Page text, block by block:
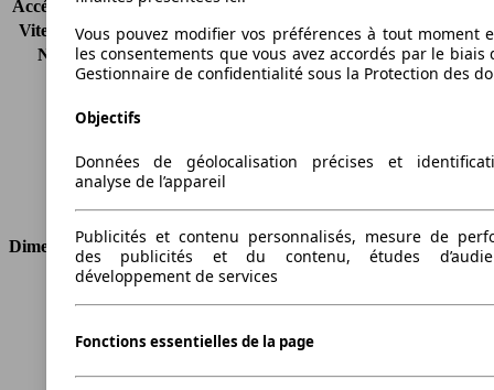
Accélération (0-100 km/h) 7.2s
Vitesse maximale (km/h) 246 km/h
Nombre de vitesses
6
Couple
270 nm
Carburant
Cylindres
6
Transmission
Boîte manuelle
Dimensions
Longueur
Largeur
1782 mm
Vous pouvez modifier vos préférences à tout moment
les consentements que vous avez accordés par le biais
Gestionnaire de confidentialité sous la Protection des
Objectifs
Données de géolocalisation précises et
analyse de l’appareil
Publicités et contenu personnalisés, mesure de
des publicités et du contenu, études
développement de services
Fonctions essentielles de la page